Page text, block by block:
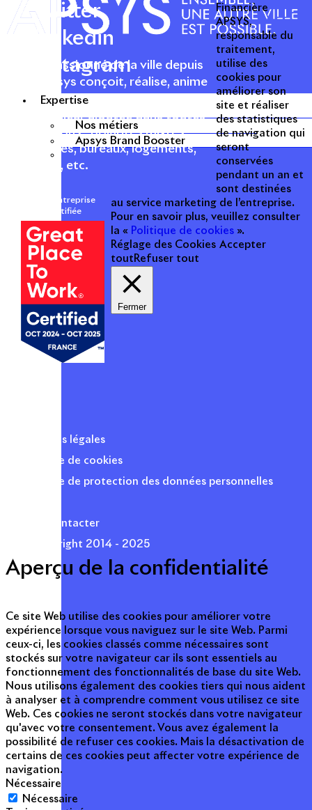
Expertise
Nos métiers
Apsys Brand Booster
Acteur passionné de la ville depuis
1996, Apsys conçoit, réalise, anime
et valorise des opérations urbaines
à forte valeur ajoutée dans toutes
les fonctions : polarités mixtes,
commerces, bureaux, logements,
hôtellerie, etc.
Une entreprise
certifiée
Mentions légales
Politique de cookies
Politique de protection des données personnelles
Nous contacter
© Copyright 2014 - 2025
Twitter
Linkedin
Instagram
Financière
APSYS,
responsable du
traitement,
utilise des
cookies pour
améliorer son
site et réaliser
des statistiques
de navigation qui
seront
conservées
pendant un an et
sont destinées
au service marketing de l’entreprise.
Pour en savoir plus, veuillez consulter
la « Politique de cookies ».
Réglage des Cookies Accepter
tout Refuser tout
Fermer
Aperçu de la confidentialité
Ce site Web utilise des cookies pour améliorer votre
expérience lorsque vous naviguez sur le site Web. Parmi
ceux-ci, les cookies classés comme nécessaires sont
stockés sur votre navigateur car ils sont essentiels au
fonctionnement des fonctionnalités de base du site Web.
Nous utilisons également des cookies tiers qui nous aident
à analyser et à comprendre comment vous utilisez ce site
Web. Ces cookies ne seront stockés dans votre navigateur
qu'avec votre consentement. Vous avez également la
possibilité de refuser ces cookies. Mais la désactivation de
certains de ces cookies peut affecter votre expérience de
navigation.
Nécessaire
Nécessaire